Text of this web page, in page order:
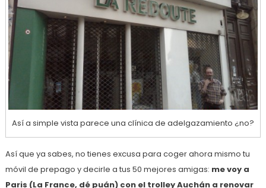
Así a simple vista parece una clínica de adelgazamiento ¿no?
Así que ya sabes, no tienes excusa para coger ahora mismo tu
móvil de prepago y decirle a tus 50 mejores amigas: me voy a
Paris (La France, dé puán) con el trolley Auchán a renovar